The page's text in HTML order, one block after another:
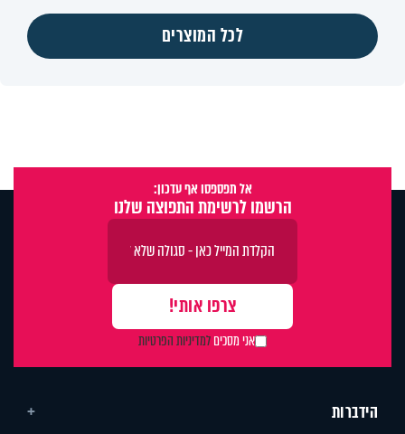
לכל המוצרים
אל תפספסו אף עדכון:
הרשמו לרשימת התפוצה שלנו
אני מסכיםלמדיניות הפרטיות
הידברות